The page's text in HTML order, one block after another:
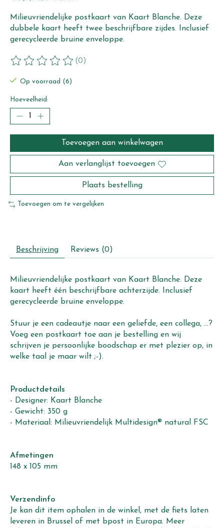
Milieuvriendelijke postkaart van Kaart Blanche. Deze
dubbele kaart heeft twee beschrijfbare zijdes. Inclusief
gerecycleerde bruine enveloppe.
De beoordeling van dit product is
(0)
Op voorraad (6)
Hoeveelheid:
Toevoegen aan winkelwagen
Aan verlanglijst toevoegen
Plaats bestelling
Toevoegen om te vergelijken
Beschrijving Reviews (0)
Milieuvriendelijke postkaart van Kaart Blanche. Deze
kaart heeft één beschrijfbare achterzijde. Inclusief
gerecycleerde bruine enveloppe.
Stuur je een cadeautje naar een geliefde, een collega, ...?
Voeg een postkaart toe aan je bestelling en wij
schrijven je persoonlijke boodschap er met plezier op, in
welke taal je maar wilt ;-).
Productdetails
- Designer: Kaart Blanche
- Gewicht: 350 g
- Materiaal: Milieuvriendelijk Multidesign® natural FSC
Afmetingen
148 x 105 mm
Verzendinfo
Je kan dit item ophalen in de winkel, met de fiets laten
leveren in Brussel of met bpost in Europa. Meer